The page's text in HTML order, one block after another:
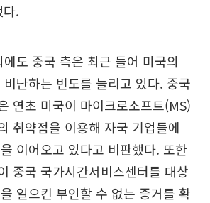
.
도 중국 측은 최근 들어 미국의
난하는 빈도를 늘리고 있다. 중국
연초 미국이 마이크로소프트(MS)
취약점을 이용해 자국 기업들에
이어오고 있다고 비판했다. 또한
중국 국가시간서비스센터를 대상
일으킨 부인할 수 없는 증거를 확